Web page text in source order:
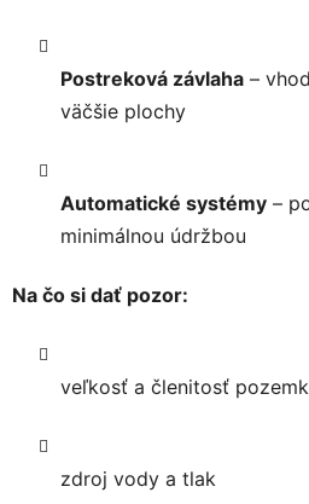
Postreková závlaha –
väčšie plochy
Automatické systémy –
minimálnou údržbou
Na čo si dať pozor:
veľkosť a členitosť
zdroj vody a tlak